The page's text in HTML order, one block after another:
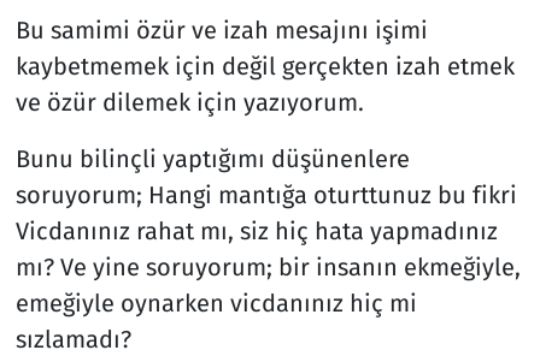
Bu samimi özür ve izah mesajını işimi
kaybetmemek için değil gerçekten izah etmek
ve özür dilemek için yazıyorum.
Bunu bilinçli yaptığımı düşünenlere
soruyorum; Hangi mantığa oturttunuz bu fikri
Vicdanınız rahat mı, siz hiç hata yapmadınız
mı? Ve yine soruyorum; bir insanın ekmeğiyle,
emeğiyle oynarken vicdanınız hiç mi
sızlamadı?